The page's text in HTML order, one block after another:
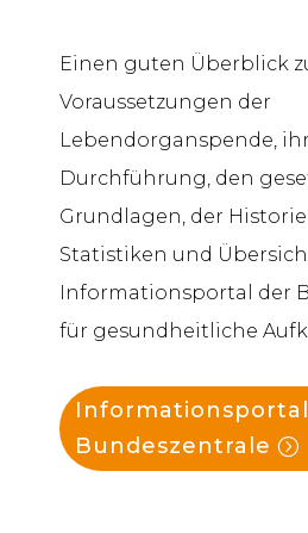
Einen guten Überblick
Voraussetzungen der
Lebendorganspende,
Durchführung, den
Grundlagen, der
Statistiken und
Informationsportal der
für gesundheitliche
Bundeszentrale